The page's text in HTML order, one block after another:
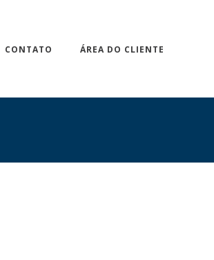
CONTATO ÁREA DO CLIENTE